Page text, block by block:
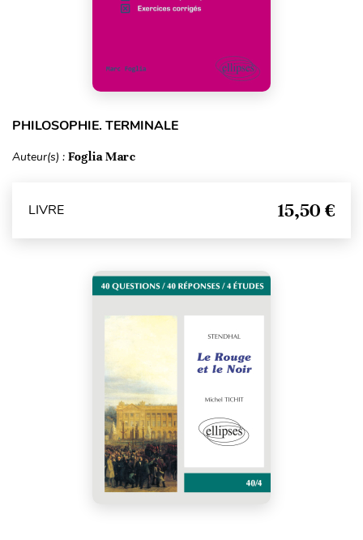
PHILOSOPHIE. TERMINALE
Auteur(s) : Foglia Marc
LIVRE 15,50 €